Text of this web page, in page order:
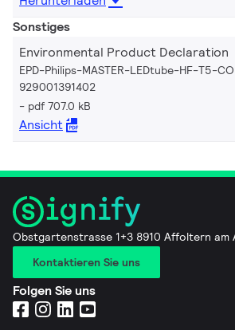
Sonstiges
Environmental Product Declaration
EPD-Philips-MASTER-LEDtube-HF-T5-
929001391402
pdf 707.0 kB
Ansicht
Obstgartenstrasse 1+3 8910 Affoltern am
Kontaktieren Sie uns
Folgen Sie uns